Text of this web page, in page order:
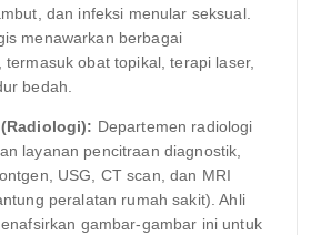
dan infeksi menular seksual.
menawarkan berbagai
termasuk obat topikal, terapi laser,
bedah.
Departemen radiologi
layanan pencitraan diagnostik,
USG, CT scan, dan MRI
peralatan rumah sakit). Ahli
gambar-gambar ini untuk